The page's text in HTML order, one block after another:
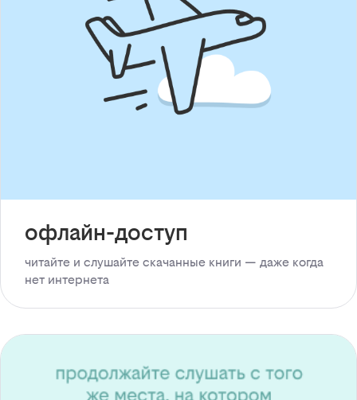
офлайн-доступ
читайте и слушайте скачанные книги — даже когда
нет интернета